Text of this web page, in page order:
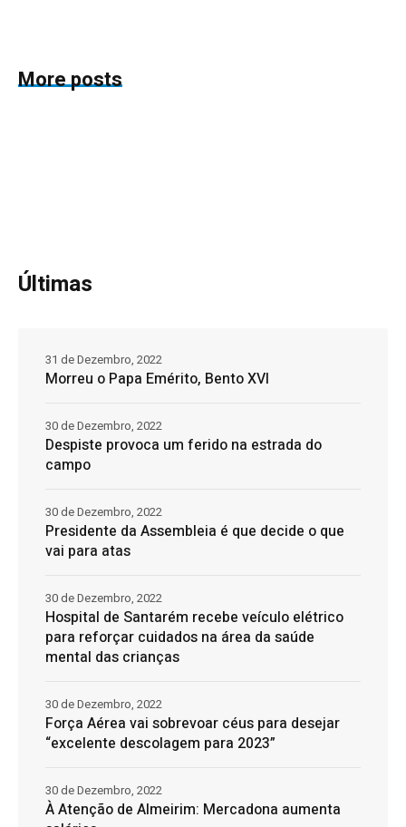
More posts
Últimas
Morreu o Papa Emérito, Bento XVI
31 de Dezembro, 2022
Despiste provoca um ferido na estrada do
campo
30 de Dezembro, 2022
Presidente da Assembleia é que decide o que
vai para atas
30 de Dezembro, 2022
Hospital de Santarém recebe veículo elétrico
para reforçar cuidados na área da saúde
mental das crianças
30 de Dezembro, 2022
Força Aérea vai sobrevoar céus para desejar
“excelente descolagem para 2023”
30 de Dezembro, 2022
À Atenção de Almeirim: Mercadona aumenta
30 de Dezembro, 2022